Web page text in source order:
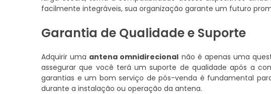
facilmente integráveis, sua organização garante um futuro
Garantia de Qualidade e Suporte
Adquirir uma antena omnidirecional não é apenas uma
assegurar que você terá um suporte de qualidade após a
garantias e um bom serviço de pós-venda é fundamental
durante a instalação ou operação da antena.